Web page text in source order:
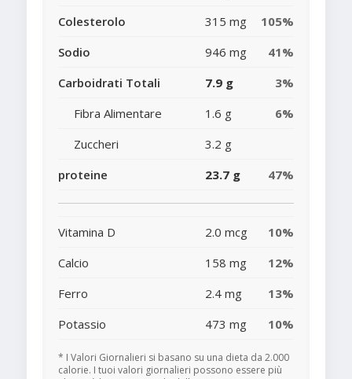
Colesterolo
315 mg
105%
Sodio
946 mg
41%
Carboidrati Totali
7.9 g
3%
Fibra Alimentare
1.6 g
6%
Zuccheri
3.2 g
proteine
23.7 g 47%
Vitamina D 2.0 mcg
10%
Calcio
158 mg
12%
Ferro
2.4 mg
13%
Potassio
473 mg 10%
* I Valori Giornalieri si basano su una dieta da 2.000
calorie. I tuoi valori giornalieri possono essere più